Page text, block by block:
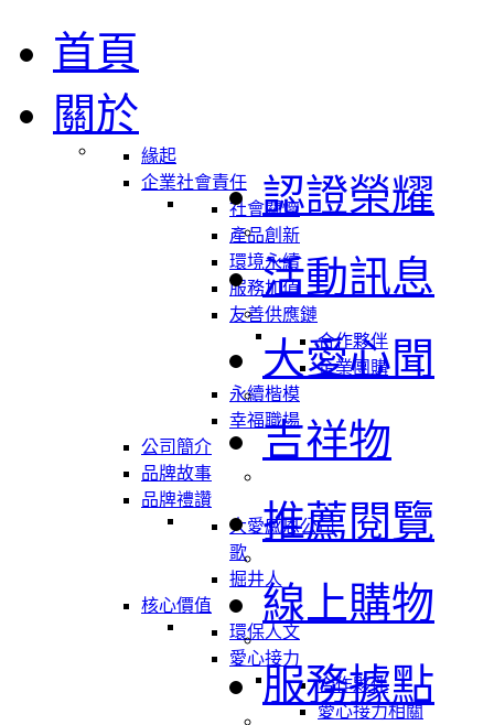
首頁
關於
緣起
企業社會責任
社會關懷
產品創新
環境永續
服務加值
友善供應鏈
合作夥伴
企業團購
永續楷模
幸福職場
公司簡介
品牌故事
品牌禮讚
大愛感恩公司
歌
掘井人
核心價值
環保人文
愛心接力
合作夥伴
愛心接力相關
認證榮耀
活動訊息
大愛心聞
吉祥物
推薦閱覽
線上購物
服務據點